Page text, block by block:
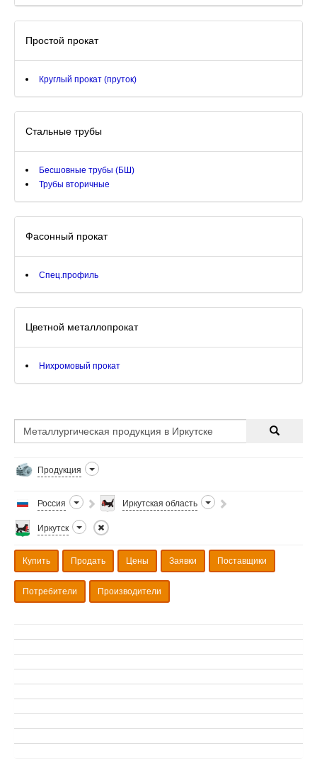
Простой прокат
Круглый прокат (пруток)
Стальные трубы
Бесшовные трубы (БШ)
Трубы вторичные
Фасонный прокат
Спец.профиль
Цветной металлопрокат
Нихромовый прокат
Продукция
Россия Иркутская область
Иркутск
Купить Продать Цены Заявки Поставщики
Потребители Производители